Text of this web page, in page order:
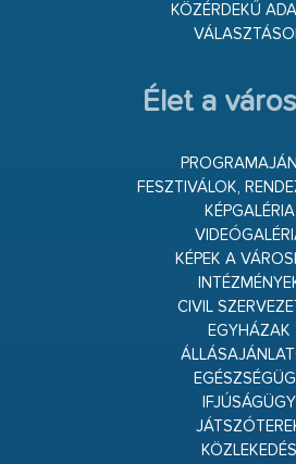
KÖZÉRDEKŰ
Élet a
FESZTIVÁLOK,
KÉPGALÉRIA
KÉPEK A
CIVIL
EGYHÁZAK
IFJÚSÁGÜGY
KÖZLEKEDÉS